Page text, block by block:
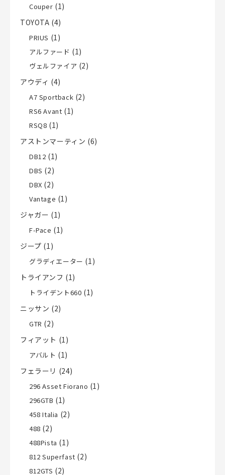
Couper (1)
TOYOTA (4)
PRIUS (1)
アルファード (1)
ヴェルファイア (2)
アウディ (4)
A7 Sportback (2)
RS6 Avant (1)
RSQ8 (1)
アストンマーティン (6)
DB12 (1)
DBS (2)
DBX (2)
Vantage (1)
ジャガー (1)
F-Pace (1)
ジープ (1)
グラディエーター (1)
トライアンフ (1)
トライデント660 (1)
ニッサン (2)
GTR (2)
フィアット (1)
アバルト (1)
フェラーリ (24)
296 Asset Fiorano (1)
296GTB (1)
458 Italia (2)
488 (2)
488Pista (1)
812 Superfast (2)
812GTS (2)